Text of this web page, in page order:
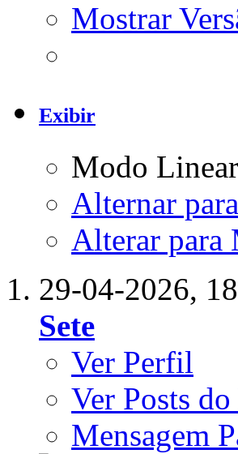
Mostrar
Exibir
Modo Linear
Alternar
Alterar para
29-04-2026,
Sete
Ver Perfil
Ver Posts
Mensagem